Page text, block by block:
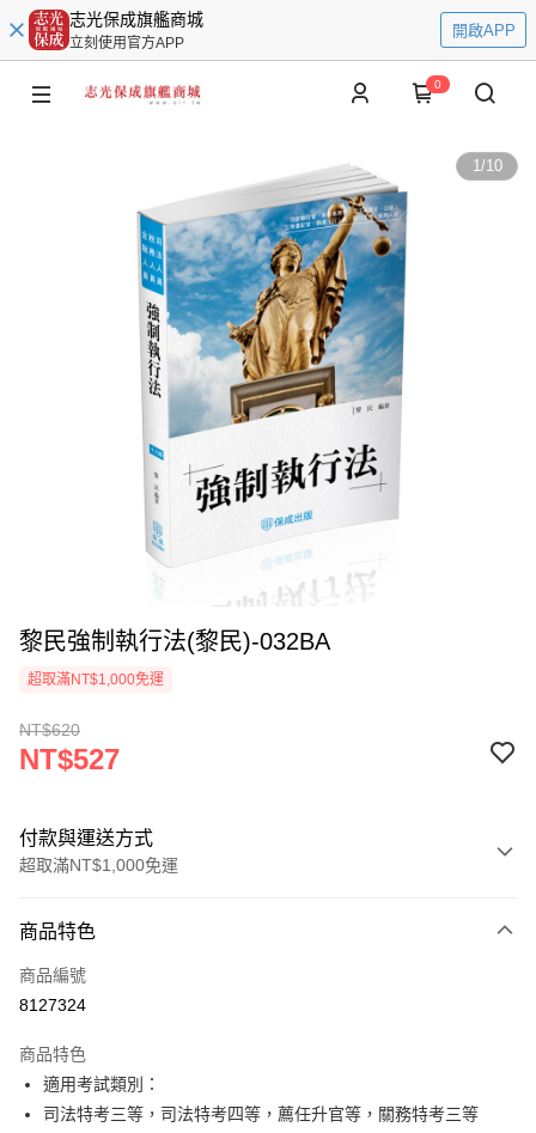
志光保成旗艦商城
立刻使用官方APP
開啟APP
0
1/10
黎民強制執行法(黎民)-032BA
超取滿NT$1,000免運
NT$620
NT$527
付款與運送方式
超取滿NT$1,000免運
信用卡一次付款
超商取貨付款
Apple Pay
悠遊付
商品特色
商品編號
8127324
商品特色
適用考試類別：
司法特考三等，司法特考四等，薦任升官等，關務特考三等